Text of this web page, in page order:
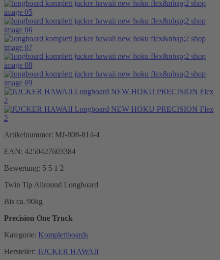
Artikelnummer: MJ-808-814-4
EAN: 4250427603384
Bewertung: 5 5 1 2
Twin Tip Allround Longboard
Bis ca. 90kg
Precision One Truck
Kategorie: Komplettboards
Hersteller: JUCKER HAWAII